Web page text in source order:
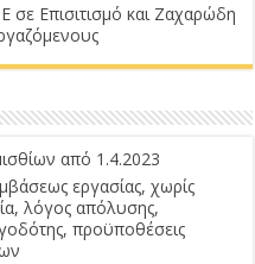
σε Επισιτισμό και Ζαχαρώδη
από 1.4.2023
εργασίας, χωρίς
λόγος απόλυσης,
προϋποθέσεις